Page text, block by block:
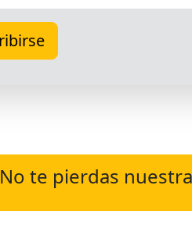
No te pierdas